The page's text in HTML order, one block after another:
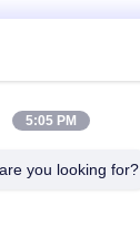
5:05 PM
you looking for?